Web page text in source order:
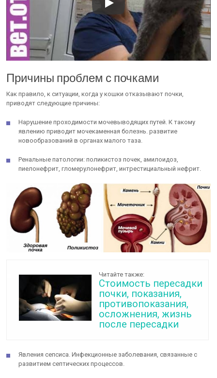
Причины проблем с почками
Как правило, к ситуации, когда у кошки отказывают почки,
приводят следующие причины:
Нарушение проходимости мочевыводящих путей. К такому
явлению приводит мочекаменная болезнь. развитие
новообразований в органах малого таза.
Ренальные патологии: поликистоз почек, амилоидоз,
пиелонефрит, гломерулонефрит, интрестициальный нефрит.
Читайте также:
Стоимость пересадки
почки, показания,
противопоказания,
осложнения, жизнь
после пересадки
Явления сепсиса. Инфекционные заболевания, связанные с
развитием септических процессов.